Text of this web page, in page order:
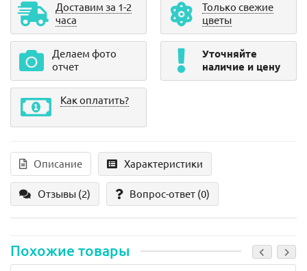
Доставим за 1-2
часа
Только свежие
цветы
Делаем фото
отчет
Уточняйте
наличие и цену
Как оплатить?
Описание Характеристики
Отзывы (2) Вопрос-ответ (0)
Похожие товары